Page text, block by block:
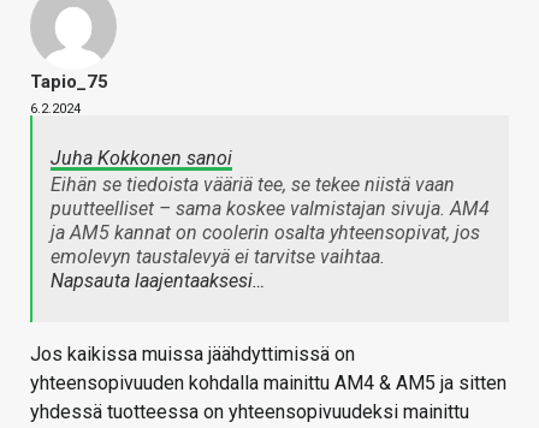
Tapio_75
6.2.2024
Juha Kokkonen sanoi
Eihän se tiedoista vääriä tee, se tekee niistä vaan
puutteelliset – sama koskee valmistajan sivuja. AM4
ja AM5 kannat on coolerin osalta yhteensopivat, jos
emolevyn taustalevyä ei tarvitse vaihtaa.
Napsauta laajentaaksesi…
Jos kaikissa muissa jäähdyttimissä on
yhteensopivuuden kohdalla mainittu AM4 & AM5 ja sitten
yhdessä tuotteessa on yhteensopivuudeksi mainittu